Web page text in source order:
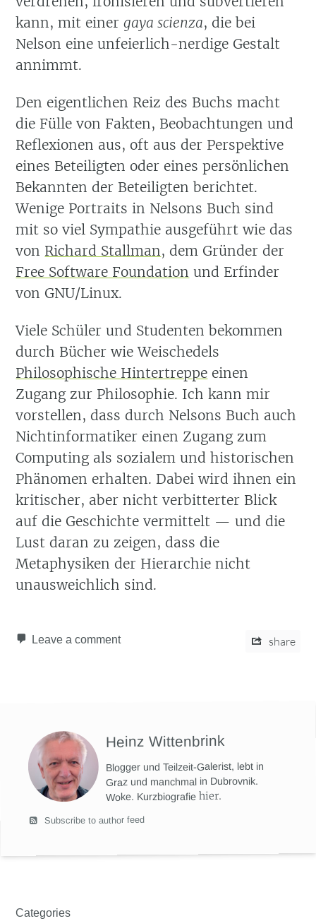
kann, mit einergaya scienza, die bei
Nelson eine unfeierlich-nerdige Gestalt
annimmt.
Den eigentlichen Reiz des Buchs macht
die Fülle von Fakten, Beobachtungen und
Reflexionen aus, oft aus der Perspektive
eines Beteiligten oder eines persönlichen
Bekannten der Beteiligten berichtet.
Wenige Portraits in Nelsons Buch sind
mit so viel Sympathie ausgeführt wie das
von Richard Stallman, dem Gründer der
Free Software Foundation und Erfinder
von GNU/Linux.
Viele Schüler und Studenten bekommen
durch Bücher wie Weischedels
Philosophische Hintertreppe einen
Zugang zur Philosophie. Ich kann mir
vorstellen, dass durch Nelsons Buch auch
Nichtinformatiker einen Zugang zum
Computing als sozialem und historischen
Phänomen erhalten. Dabei wird ihnen ein
kritischer, aber nicht verbitterter Blick
auf die Geschichte vermittelt — und die
Lust daran zu zeigen, dass die
Metaphysiken der Hierarchie nicht
unausweichlich sind.
Leave a comment share
Heinz Wittenbrink
Blogger und Teilzeit-Galerist, lebt in
Graz und manchmal in Dubrovnik.
Woke. Kurzbiografiehier.
Subscribe to author feed
Categories